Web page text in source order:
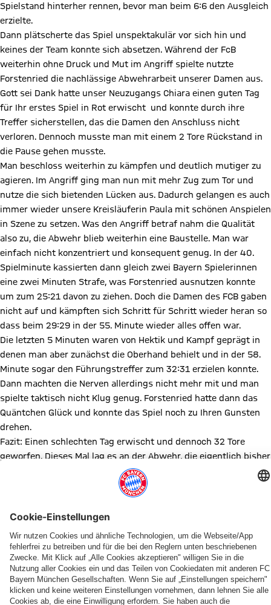
Spielstand hinterher rennen, bevor man beim 6:6 den Ausgleich
erzielte.
Dann plätscherte das Spiel unspektakulär vor sich hin und
keines der Team konnte sich absetzen. Während der FcB
weiterhin ohne Druck und Mut im Angriff spielte nutzte
Forstenried die nachlässige Abwehrarbeit unserer Damen aus.
Gott sei Dank hatte unser Neuzugangs Chiara einen guten Tag
für Ihr erstes Spiel in Rot erwischt und konnte durch ihre
Treffer sicherstellen, das die Damen den Anschluss nicht
verloren. Dennoch musste man mit einem 2 Tore Rückstand in
die Pause gehen musste.
Man beschloss weiterhin zu kämpfen und deutlich mutiger zu
agieren. Im Angriff ging man nun mit mehr Zug zum Tor und
nutze die sich bietenden Lücken aus. Dadurch gelangen es auch
immer wieder unsere Kreisläuferin Paula mit schönen Anspielen
in Szene zu setzen. Was den Angriff betraf nahm die Qualität
also zu, die Abwehr blieb weiterhin eine Baustelle. Man war
einfach nicht konzentriert und konsequent genug. In der 40.
Spielminute kassierten dann gleich zwei Bayern Spielerinnen
eine zwei Minuten Strafe, was Forstenried ausnutzen konnte
um zum 25:21 davon zu ziehen. Doch die Damen des FCB gaben
nicht auf und kämpften sich Schritt für Schritt wieder heran so
dass beim 29:29 in der 55. Minute wieder alles offen war.
Die letzten 5 Minuten waren von Hektik und Kampf geprägt in
denen man aber zunächst die Oberhand behielt und in der 58.
Minute sogar den Führungstreffer zum 32:31 erzielen konnte.
Dann machten die Nerven allerdings nicht mehr mit und man
spielte taktisch nicht Klug genug. Forstenried hatte dann das
Quäntchen Glück und konnte das Spiel noch zu Ihren Gunsten
drehen.
Fazit: Einen schlechten Tag erwischt und dennoch 32 Tore
geworfen. Dieses Mal lag es an der Abwehr, die eigentlich bisher
unsere Stärke war. Nächste Woche wird’s besser gemacht.
Laura Schreil (Tor), Isabella Bongarz, Nicole Staniek, Magdalena
Langer, Lamija Kurbegovic (1), Paula Klafke (4), Naida Omerovic
Mense (8), Weronika Balchanowska.
Diesen Artikel teilen